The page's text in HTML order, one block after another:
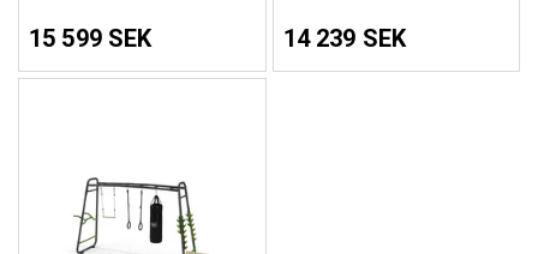
15 599 SEK 14 239 SEK